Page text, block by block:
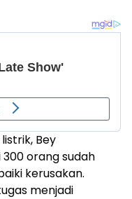
Bey
orang sudah
kerusakan.
menjadi